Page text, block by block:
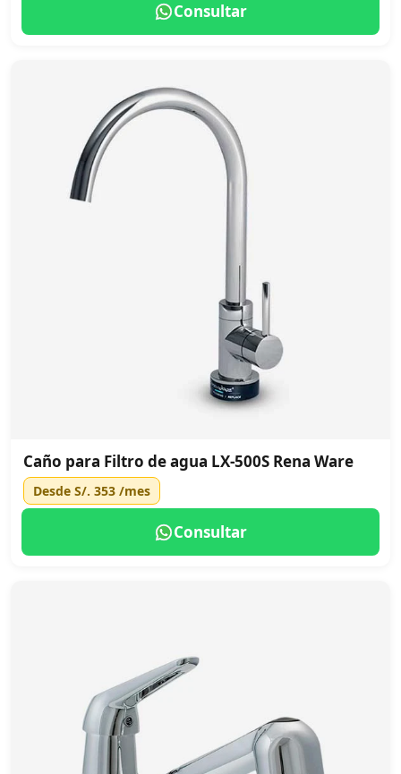
Consultar
Caño para Filtro de agua LX-500S Rena Ware
Desde S/. 353 /mes
Consultar